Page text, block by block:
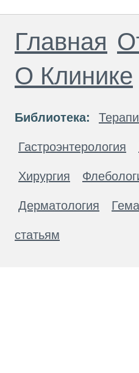
Главная
О Клинике
Библиотека:
Гастроэнтерология
Хирургия
Дерматология
статьям